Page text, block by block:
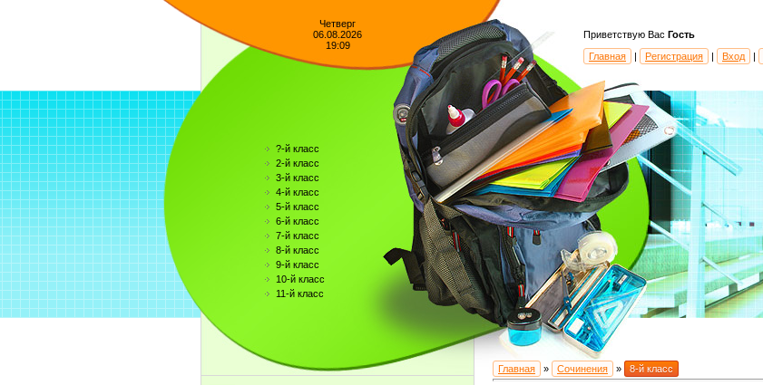
Четверг
06.08.2026
19:09
?-й класс
2-й класс
3-й класс
4-й класс
5-й класс
6-й класс
7-й класс
8-й класс
9-й класс
10-й класс
11-й класс
Приветствую Вас Гость
Главная
| Регистрация | Вход |
Главная » Сочинения » 8-й класс